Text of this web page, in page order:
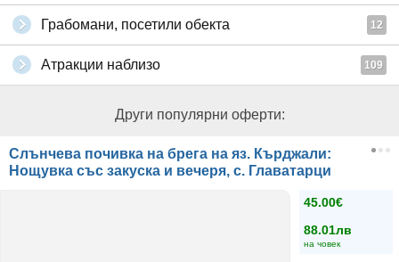
Грабомани, посетили обекта 12
Атракции наблизо 109
Други популярни оферти:
Слънчева почивка на брега на яз. Кърджали:
Нощувка със закуска и вечеря, с. Главатарци
45.00€
88.01лв
на човек